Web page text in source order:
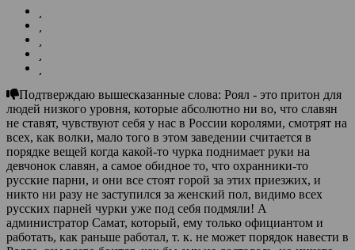
Подтверждаю вышесказанные слова: Роял - это притон для
людей низкого уровня, которые абсолютно ни во, что славян
не ставят, чувствуют себя у нас в России королями, смотрят на
всех, как волки, мало того в этом заведении считается в
порядке вещей когда какой-то чурка поднимает руки на
девчонок славян, а самое обидное то, что охранники-то
русские парни, и они все стоят горой за этих приезжих, и
никто ни разу не заступился за женский пол, видимо всех
русских парней чурки уже под себя подмяли! А
администратор Самат, который, ему только официантом и
работать, как раньше работал, т. к. не может порядок навести в